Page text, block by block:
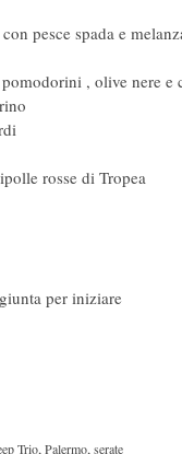
pesce spada e
, olive nere e
rosse di Tropea
per iniziare
Trio,Palermo,serate